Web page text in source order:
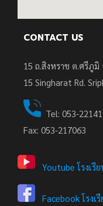
CONTACT US
15 ถ.สิงหราช ต.ศรีภูมิ
15 Singharat Rd.
Tel: 053-
Fax: 053-217063
Youtube โรงเรี
Facebook โรง